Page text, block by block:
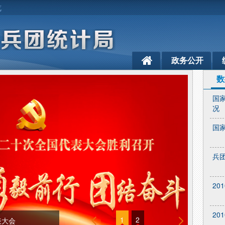
政务公开
会 1 2
国
况
国
兵